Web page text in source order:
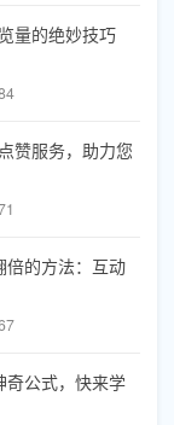
量的绝妙技巧
赞服务，助力您
的方法：互动
公式，快来学